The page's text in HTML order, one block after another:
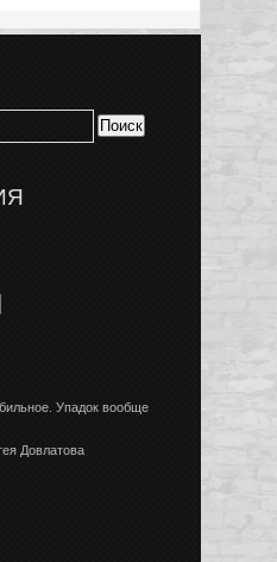
Упадок вообще
Довлатова